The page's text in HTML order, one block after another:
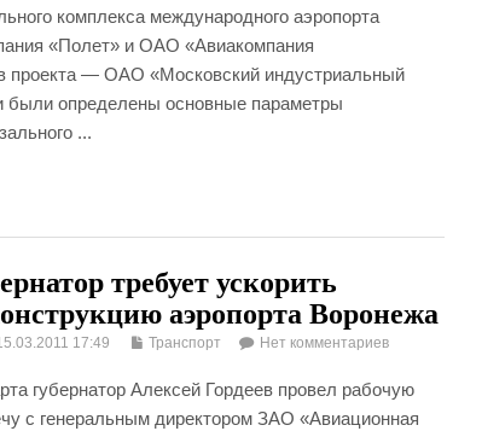
комплекса международного аэропорта
«Полет» и ОАО «Авиакомпания
проекта — ОАО «Московский индустриальный
были определены основные параметры
...
требует ускорить
аэропорта Воронежа
17:49 Транспорт Нет комментариев
губернатор Алексей Гордеев провел рабочую
с генеральным директором ЗАО «Авиационная